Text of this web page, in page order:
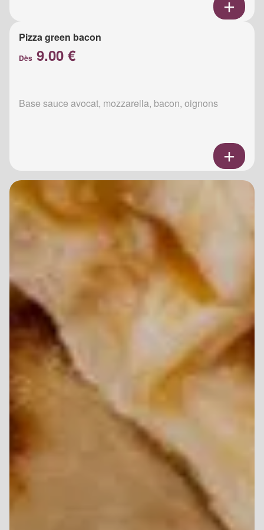
Pizza green bacon
Dès 9.00 €
Base sauce avocat, mozzarella, bacon, oignons